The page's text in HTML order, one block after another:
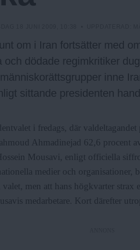
om i Iran fortsätter med
och dödade regimkritiker
inne
sittande presidenten
i fredags, där
Ahmadinejad 62,6 procent
Mousavi, enligt officiella
medier och organisationer,
valet, men att hans högkvarter strax
medarbetare. Kort därefter